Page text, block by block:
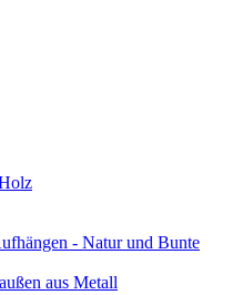
- Natur und Bunte
aus Metall